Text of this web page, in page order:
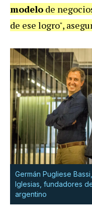
modelo de
de ese logro",
Germán Pugliese
Iglesias, fundadores
argentino